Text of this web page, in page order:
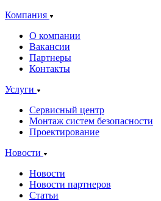
Компания
О компании
Вакансии
Партнеры
Контакты
Услуги
Сервисный центр
Монтаж систем безопасности
Проектирование
Новости
Новости
Новости партнеров
Статьи